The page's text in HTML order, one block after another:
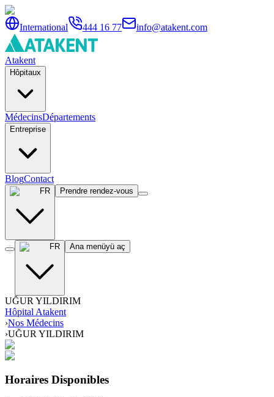
International 444 16 77 info@atakent.com
Atakent
Hôpitaux
MédecinsDépartements
Entreprise
BlogContact
FR Prendre rendez-vous
FR Ana menüyü aç
UĞUR YILDIRIM
Hôpital Atakent
›Nos Médecins
›UĞUR YILDIRIM
Horaires Disponibles